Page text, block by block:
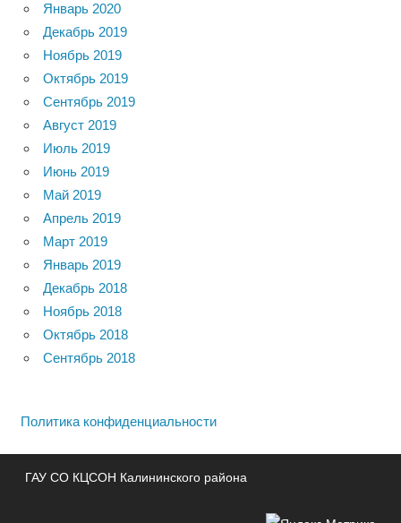
Январь 2020
Декабрь 2019
Ноябрь 2019
Октябрь 2019
Сентябрь 2019
Август 2019
Июль 2019
Июнь 2019
Май 2019
Апрель 2019
Март 2019
Январь 2019
Декабрь 2018
Ноябрь 2018
Октябрь 2018
Сентябрь 2018
Политика конфиденциальности
ГАУ СО КЦСОН Калининского района